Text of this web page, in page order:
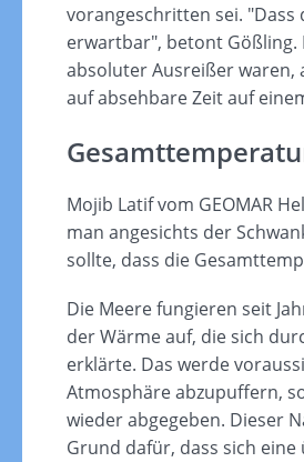
vorangeschritten sei.
erwartbar", betont Gößling.
absoluter Ausreißer waren,
auf absehbare Zeit auf
Mojib Latif vom GEOMAR
man angesichts der
sollte, dass die
Die Meere fungieren seit
der Wärme auf, die sich
erklärte. Das werde
Atmosphäre abzupuffern,
wieder abgegeben. Dieser
Grund dafür, dass sich